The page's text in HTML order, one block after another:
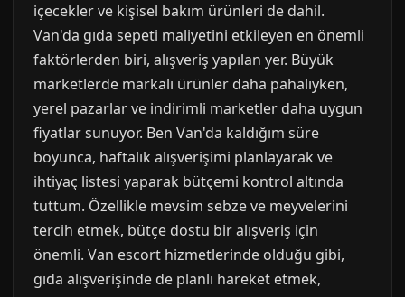
içecekler ve kişisel bakım ürünleri de dahil.
Van'da gıda sepeti maliyetini etkileyen en önemli
faktörlerden biri, alışveriş yapılan yer. Büyük
marketlerde markalı ürünler daha pahalıyken,
yerel pazarlar ve indirimli marketler daha uygun
fiyatlar sunuyor. Ben Van'da kaldığım süre
boyunca, haftalık alışverişimi planlayarak ve
ihtiyaç listesi yaparak bütçemi kontrol altında
tuttum. Özellikle mevsim sebze ve meyvelerini
tercih etmek, bütçe dostu bir alışveriş için
önemli. Van escort hizmetlerinde olduğu gibi,
gıda alışverişinde de planlı hareket etmek,